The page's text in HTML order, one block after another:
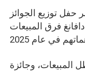
حفل توزيع الجوائز
فرق المبيعات
المبيعات، وجائزة